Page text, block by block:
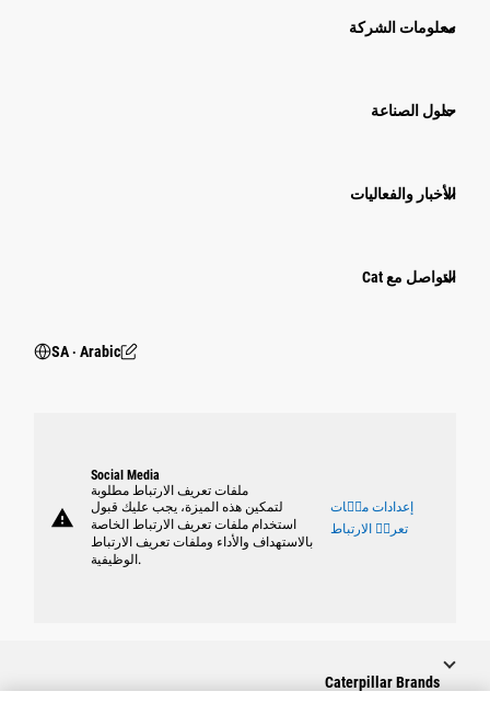
معلومات الشركة
حلول الصناعة
الأخبار والفعاليات
التواصل مع Cat
SA ‧ Arabic
warning
Social Media
ملفات تعريف الارتباط مطلوبة
لتمكين هذه الميزة، يجب عليك قبول
استخدام ملفات تعريف الارتباط الخاصة
بالاستهداف والأداء وملفات تعريف الارتباط
الوظيفية.
إعدادات ملٝات
تعريٝ الارتباط
Caterpillar Brands